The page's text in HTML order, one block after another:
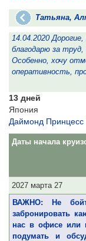
Татьяна,
14.04.2020
благодарю за
Особенно, хочу
оперативность,
13 дней
Япония
Даймонд Принцесс
Даты начала
2027 марта 27
ВАЖНО: Не
забронировать
нас в офисе или
подумать и